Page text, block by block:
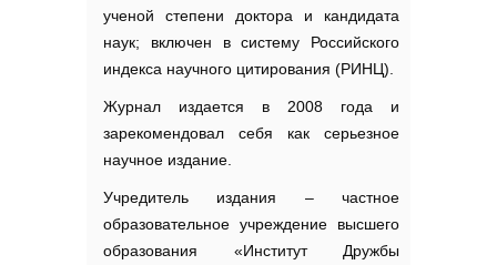
ученой степени доктора и кандидата
наук; включен в систему Российского
индекса научного цитирования (РИНЦ).
Журнал издается в 2008 года и
зарекомендовал себя как серьезное
научное издание.
Учредитель издания – частное
образовательное учреждение высшего
образования «Институт Дружбы